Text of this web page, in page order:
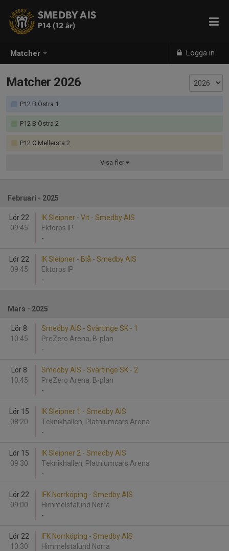
Matcher Logga in
SMEDBY AIS
P14 (12 år)
Matcher 2026
P12 B Östra 1
P12 B Östra 2
P12 C Mellersta 2
Visa fler
Februari - 2025
Lör 22
09:45
IK Sleipner - Vit - Smedby AIS
Ektorps IP
-
Lör 22
09:45
IK Sleipner - Blå - Smedby AIS
Ektorps IP
-
Mars - 2025
Lör 8
10:45
Smedby AIS - Svärtinge SK - 1
PreZero Arena, B-plan
-
Lör 8
10:45
Smedby AIS - Svärtinge SK - 2
PreZero Arena, B-plan
-
Lör 15
08:20
IK Sleipner 1 - Smedby AIS
Teknikhallen, Platniumcars Arena
-
Lör 15
09:30
IK Sleipner 2 - Smedby AIS
Teknikhallen, Platniumcars Arena
-
Lör 22
09:00
IFK Norrköping - Smedby AIS
Himmelstalund Norra
-
Lör 22
10:30
IFK Norrköping - Smedby AIS
Himmelstalund Norra